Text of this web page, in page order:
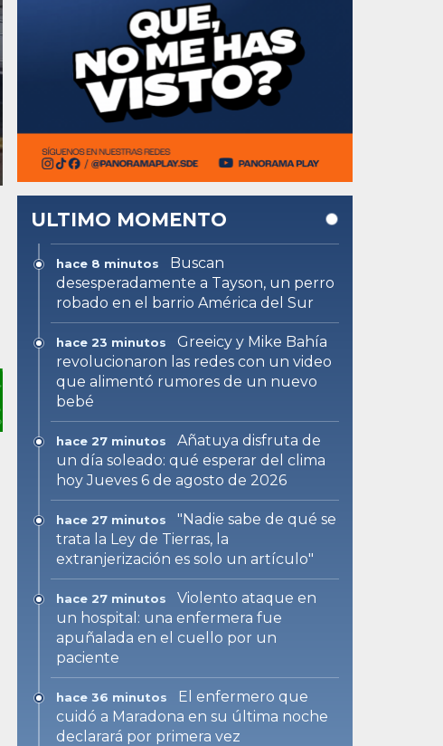
ULTIMO MOMENTO
hace 8 minutos
Buscan
desesperadamente a Tayson, un perro
robado en el barrio América del Sur
hace 23 minutos
Greeicy y Mike Bahía
revolucionaron las redes con un video
que alimentó rumores de un nuevo
bebé
hace 27 minutos
Añatuya disfruta de
un día soleado: qué esperar del clima
hoy Jueves 6 de agosto de 2026
hace 27 minutos
"Nadie sabe de qué se
trata la Ley de Tierras, la
extranjerización es solo un artículo"
hace 27 minutos
Violento ataque en
un hospital: una enfermera fue
apuñalada en el cuello por un
paciente
hace 36 minutos
El enfermero que
cuidó a Maradona en su última noche
declarará por primera vez